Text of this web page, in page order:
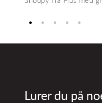
Lurer du på